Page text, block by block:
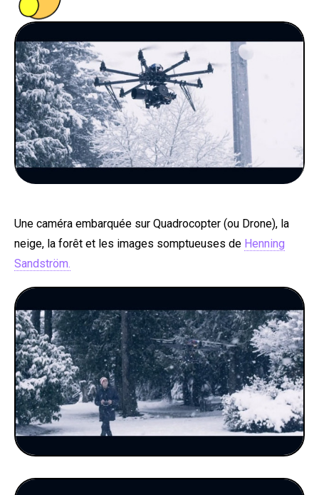
FOOD
BONS PLANS
SOUTENEZ KULTT
Une caméra embarquée sur Quadrocopter (ou Drone), la
neige, la forêt et les images somptueuses de Henning
Sandström.